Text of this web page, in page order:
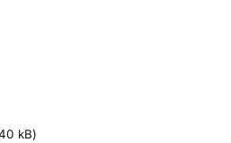
kB)